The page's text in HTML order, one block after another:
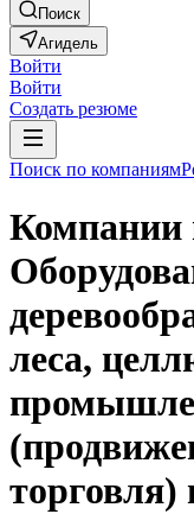
Поиск
Агидель
Войти
Войти
Создать резюме
Поиск по компаниям
Компании
леса,
торговля)